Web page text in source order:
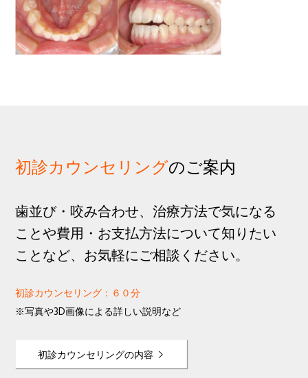
初診カウンセリングのご案内
歯並び・咬み合わせ、治療方法で気になる
ことや費用・お支払方法について知りたい
ことなど、お気軽にご相談ください。
初診カウンセリング：６０分
※写真や3D画像による詳しい説明など
初診カウンセリングの内容